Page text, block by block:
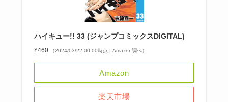
ハイキュー!! 33 (ジャンプコミックスDIGITAL)
¥460 （2024/03/22 00:00時点 | Amazon調べ）
Amazon
楽天市場